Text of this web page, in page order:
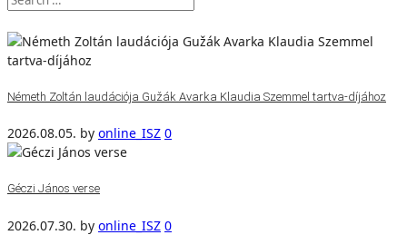
Németh Zoltán laudációja Gužák Avarka Klaudia Szemmel tartva-díjához
2026.08.05. by online_ISZ 0
Géczi János verse
2026.07.30. by online_ISZ 0